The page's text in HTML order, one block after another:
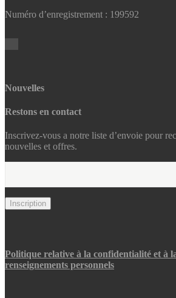
Numéro d’enregistrement : 199592
Nouvelles
Restons en contact
Inscrivez-vous a notre liste d’envoie pour
nouvelles et offres.
Politique relative à la confidentialité et à
renseignements personnels